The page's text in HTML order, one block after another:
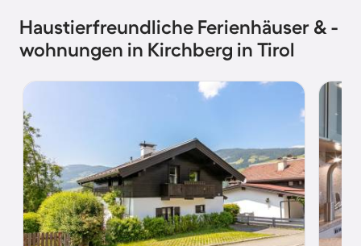
Haustierfreundliche Ferienhäuser & -
wohnungen in Kirchberg in Tirol